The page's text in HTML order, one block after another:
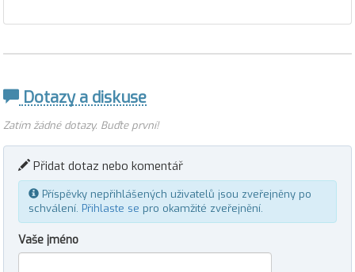
Dotazy a diskuse
Zatím žádné dotazy. Buďte první!
Přidat dotaz nebo komentář
Příspěvky nepřihlášených uživatelů jsou zveřejněny po
schválení. Přihlaste se pro okamžité zveřejnění.
Vaše jméno